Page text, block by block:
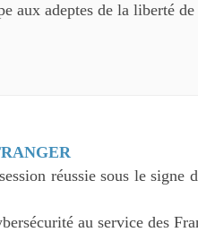
aux adeptes de la liberté
réussie sous le signe
au service des